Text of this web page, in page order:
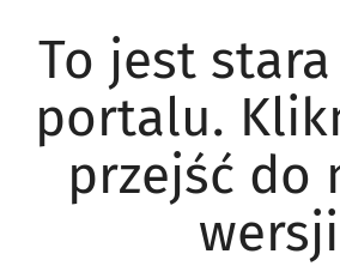
To jest
portalu.
przejść do
wersji